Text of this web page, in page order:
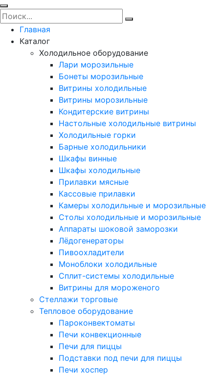
Главная
Каталог
Холодильное оборудование
Лари морозильные
Бонеты морозильные
Витрины холодильные
Витрины морозильные
Кондитерские витрины
Настольные холодильные витрины
Холодильные горки
Барные холодильники
Шкафы винные
Шкафы холодильные
Прилавки мясные
Кассовые прилавки
Камеры холодильные и морозильные
Столы холодильные и морозильные
Аппараты шоковой заморозки
Лёдогенераторы
Пивоохладители
Моноблоки холодильные
Сплит-системы холодильные
Витрины для мороженого
Стеллажи торговые
Тепловое оборудование
Пароконвектоматы
Печи конвекционные
Печи для пиццы
Подставки под печи для пиццы
Печи хоспер